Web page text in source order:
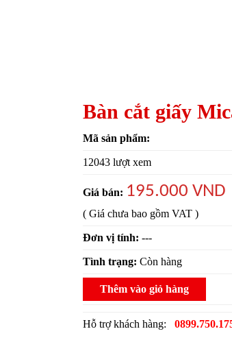
Bàn cắt giấy
Mã sản phẩm:
12043 lượt xem
Giá bán: 195.000 VND
( Giá chưa bao gồm VAT )
Đơn vị tính: ---
Tình trạng: Còn hàng
Thêm vào giỏ hàng
Hỗ trợ khách hàng: